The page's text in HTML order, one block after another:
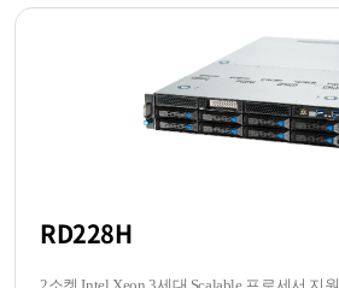
RD228H